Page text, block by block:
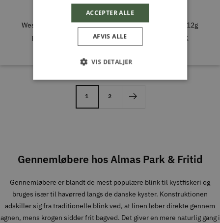
Westin Sømmet 22G
Tilbudspris
Fra
Westin D360 V2 12g
39,00 DKK
1 2
Gennemløbere hos Almas Park & Fritid
Gennemløbere er blandt de mest populære blink til kystfiskeri og
bruges især til havørred langs de danske kyster. Konstruktionen
adskiller sig fra traditionelle blink ved, at linen løber direkte gennem
agnen, mens krogen sidder frit bagved. Det giver en mere naturlig gang i
ACCEPTER ALLE
AFVIS ALLE
VIS DETALJER